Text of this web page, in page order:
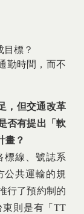
目標？
勤時間，而不
，但交通改革
否有提出「軟
畫？
標線、號誌系
公共運輸的規
行了預約制的
東則是有「TT